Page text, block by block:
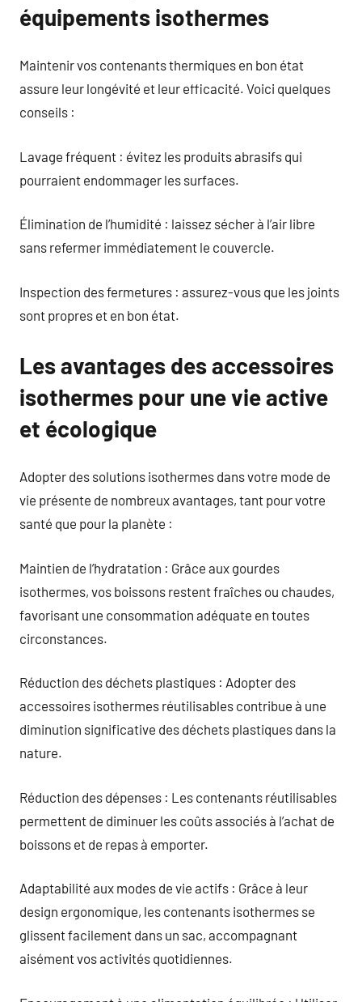
équipements isothermes
Maintenir vos contenants thermiques en bon état
assure leur longévité et leur efficacité. Voici quelques
conseils :
Lavage fréquent : évitez les produits abrasifs qui
pourraient endommager les surfaces.
Élimination de l’humidité : laissez sécher à l’air libre
sans refermer immédiatement le couvercle.
Inspection des fermetures : assurez-vous que les joints
sont propres et en bon état.
Les avantages des accessoires
isothermes pour une vie active
et écologique
Adopter des solutions isothermes dans votre mode de
vie présente de nombreux avantages, tant pour votre
santé que pour la planète :
Maintien de l’hydratation : Grâce aux gourdes
isothermes, vos boissons restent fraîches ou chaudes,
favorisant une consommation adéquate en toutes
circonstances.
Réduction des déchets plastiques : Adopter des
accessoires isothermes réutilisables contribue à une
diminution significative des déchets plastiques dans la
nature.
Réduction des dépenses : Les contenants réutilisables
permettent de diminuer les coûts associés à l’achat de
boissons et de repas à emporter.
Adaptabilité aux modes de vie actifs : Grâce à leur
design ergonomique, les contenants isothermes se
glissent facilement dans un sac, accompagnant
aisément vos activités quotidiennes.